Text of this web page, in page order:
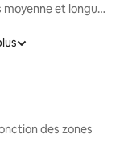
Locations moyenne et longue durée
des zones